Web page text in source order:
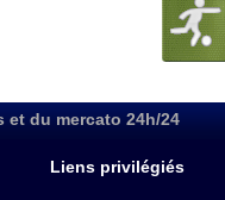
du mercato 24h/24
Liens privilégiés